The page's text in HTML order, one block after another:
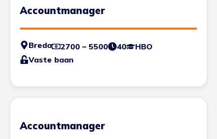
Accountmanager
Breda 2700 – 5500 40
HBO
Vaste baan
Accountmanager